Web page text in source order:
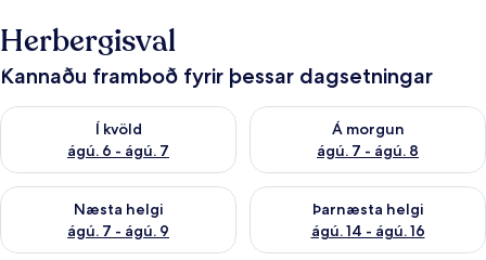
Herbergisval
Kannaðu framboð fyrir þessar dagsetningar
Í kvöld
ágú. 6 - ágú. 7
Athuga framboð í kvöld ágú. 6 - ágú. 7
Á morgun
ágú. 7 - ágú. 8
Athuga framboð á morgun
Næsta helgi
ágú. 7 - ágú. 9
Athuga framboð næstu helgi ágú. 7 - ágú. 9
Þarnæsta helgi
ágú. 14 - ágú. 16
Athuga framboð þarnæstu